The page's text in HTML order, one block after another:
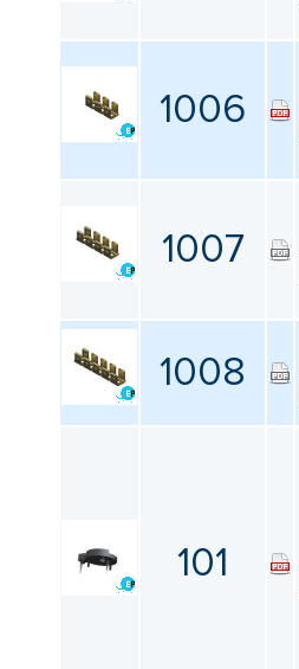
1006
1007
1008
101